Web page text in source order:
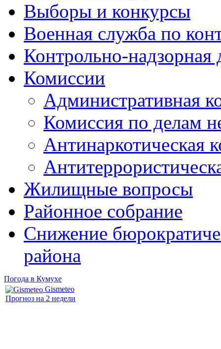
Выборы и конкурсы
Военная служба по
Контрольно-надзорная
Комиссии
Административная
Комиссия по делам
Антинаркотическая
Жилищные вопросы
Районное собрание
Снижение
района
Погода в Кумухе
Gismeteo
Прогноз на 2 недели